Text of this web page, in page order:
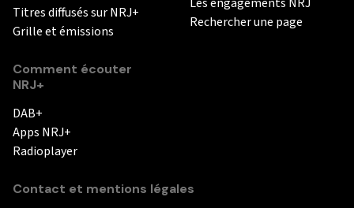
Titres diffusés sur NRJ+
Grille et émissions
Comment écouter
NRJ+
DAB+
Apps NRJ+
Radioplayer
Rechercher une page
Contact et mentions légales